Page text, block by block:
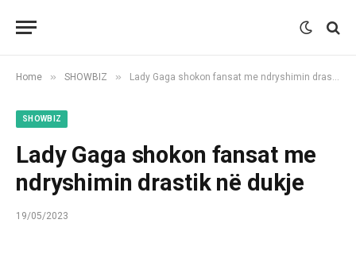
Home » SHOWBIZ » Lady Gaga shokon fansat me ndryshimin drastik në dukje
SHOWBIZ
Lady Gaga shokon fansat me
ndryshimin drastik në dukje
19/05/2023